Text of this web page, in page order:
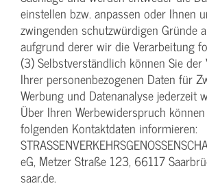
einstellen bzw. anpassen oder Ihnen
zwingenden schutzwürdigen Gründe
aufgrund derer wir die Verarbeitung
(3) Selbstverständlich können Sie der
Ihrer personenbezogenen Daten für
Werbung und Datenanalyse jederzeit
Über Ihren Werbewiderspruch
folgenden Kontaktdaten informieren:
eG, Metzer Straße 123, 66117
saar.de.